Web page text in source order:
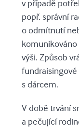
v případě
popř. správní
o odmítnutí
komunikováno
výši. Způsob
s dárcem.
V době trvání
a pečující